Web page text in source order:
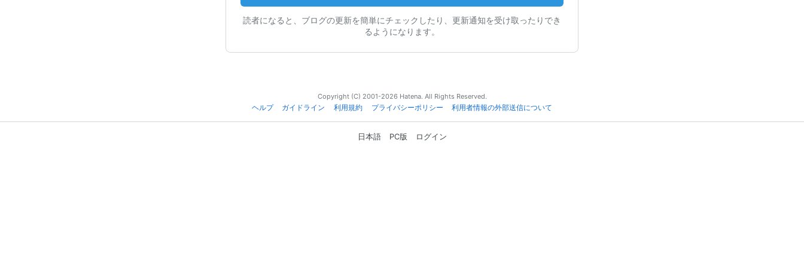
読者になると、ブログの更新を簡単にチェックしたり、更新通知を受け取ったりでき
るようになります。
Copyright (C) 2001-2026 Hatena. All Rights Reserved.
ヘルプ
ガイドライン 利用規約 プライバシーポリシー 利用者情報の外部送信について
日本語 PC版 ログイン